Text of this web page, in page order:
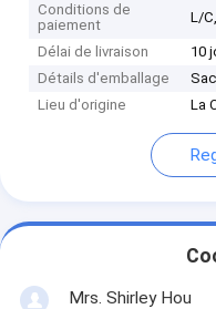
Conditions de
paiement
L/
Délai de livraison
10
Détails d'emballage
Lieu d'origine
La
Mrs. Shirley Hou